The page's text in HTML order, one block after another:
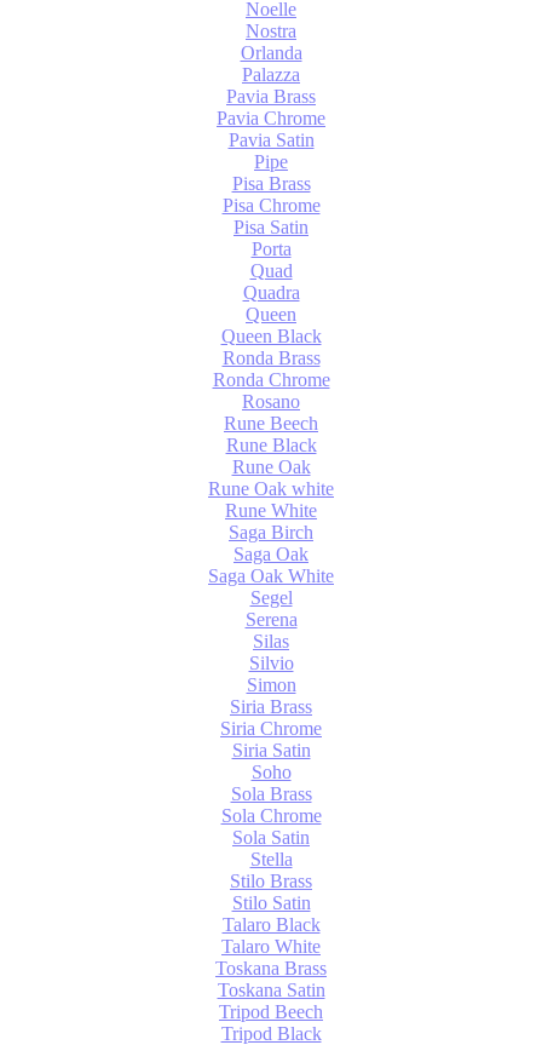
Noelle
Nostra
Orlanda
Palazza
Pavia Brass
Pavia Chrome
Pavia Satin
Pipe
Pisa Brass
Pisa Chrome
Pisa Satin
Porta
Quad
Quadra
Queen
Queen Black
Ronda Brass
Ronda Chrome
Rosano
Rune Beech
Rune Black
Rune Oak
Rune Oak white
Rune White
Saga Birch
Saga Oak
Saga Oak White
Segel
Serena
Silas
Silvio
Simon
Siria Brass
Siria Chrome
Siria Satin
Soho
Sola Brass
Sola Chrome
Sola Satin
Stella
Stilo Brass
Stilo Satin
Talaro Black
Talaro White
Toskana Brass
Toskana Satin
Tripod Beech
Tripod Black